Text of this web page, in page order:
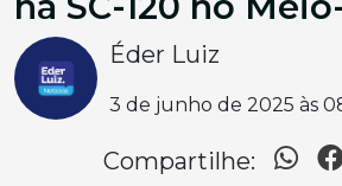
Éder Luiz
3 de junho de 2025 às
Compartilhe: